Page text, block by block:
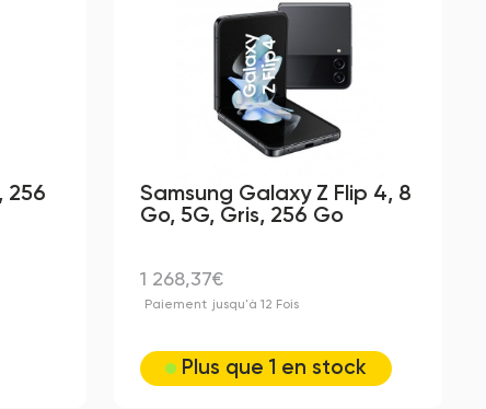
256
Samsung Galaxy Z Flip 4, 8
Go, 5G, Gris, 256 Go
1 268,37€
Paiement jusqu'à 12 Fois
Plus que 1 en stock